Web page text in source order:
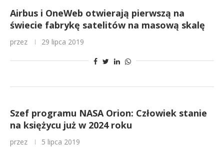
Airbus i OneWeb otwierają pierwszą na
świecie fabrykę satelitów na masową skalę
przez 29 lipca 2019
Szef programu NASA Orion: Człowiek stanie
na księżycu już w 2024 roku
przez 5 lipca 2019